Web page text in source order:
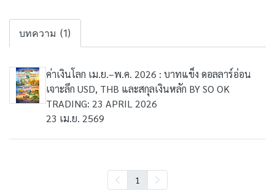
บทความ (1)
ค่าเงินโลก เม.ย.–พ.ค. 2026 : บาทแข็ง ดอลลาร์อ่อน
เจาะลึก USD, THB และสกุลเงินหลัก BY SO OK
TRADING: 23 APRIL 2026
23 เม.ย. 2569
1